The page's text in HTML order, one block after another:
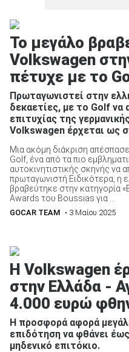
Το μεγάλο
Volkswagen
πέτυχε με το
Πρωταγωνιστεί στην
δεκαετίες, με το Golf να
επιτυχίας της
Volkswagen έρχεται ως
Μια ακόμη διάκριση
Golf, ένα από τα πιο
αυτοκινητιστικής σκηνής να
πρωταγωνιστή.Ειδικότερα, η
βραβεύτηκε στην κατηγορία
Awards του Boussias για ...
GOCAR TEAM • 3 Μαίου 2025
Η Volkswagen
στην Ελλάδα -
4.000 ευρώ
Η προσφορά αφορά
επιδότηση να φθάνει
μηδενικό επιτόκιο.